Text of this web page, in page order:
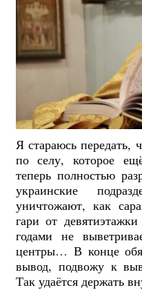
Я стараюсь передать,
по селу, которое
теперь полностью
украинские
уничтожают, как
гари от
годами не
центры… В конце
вывод, подвожу к
Так удаётся держать